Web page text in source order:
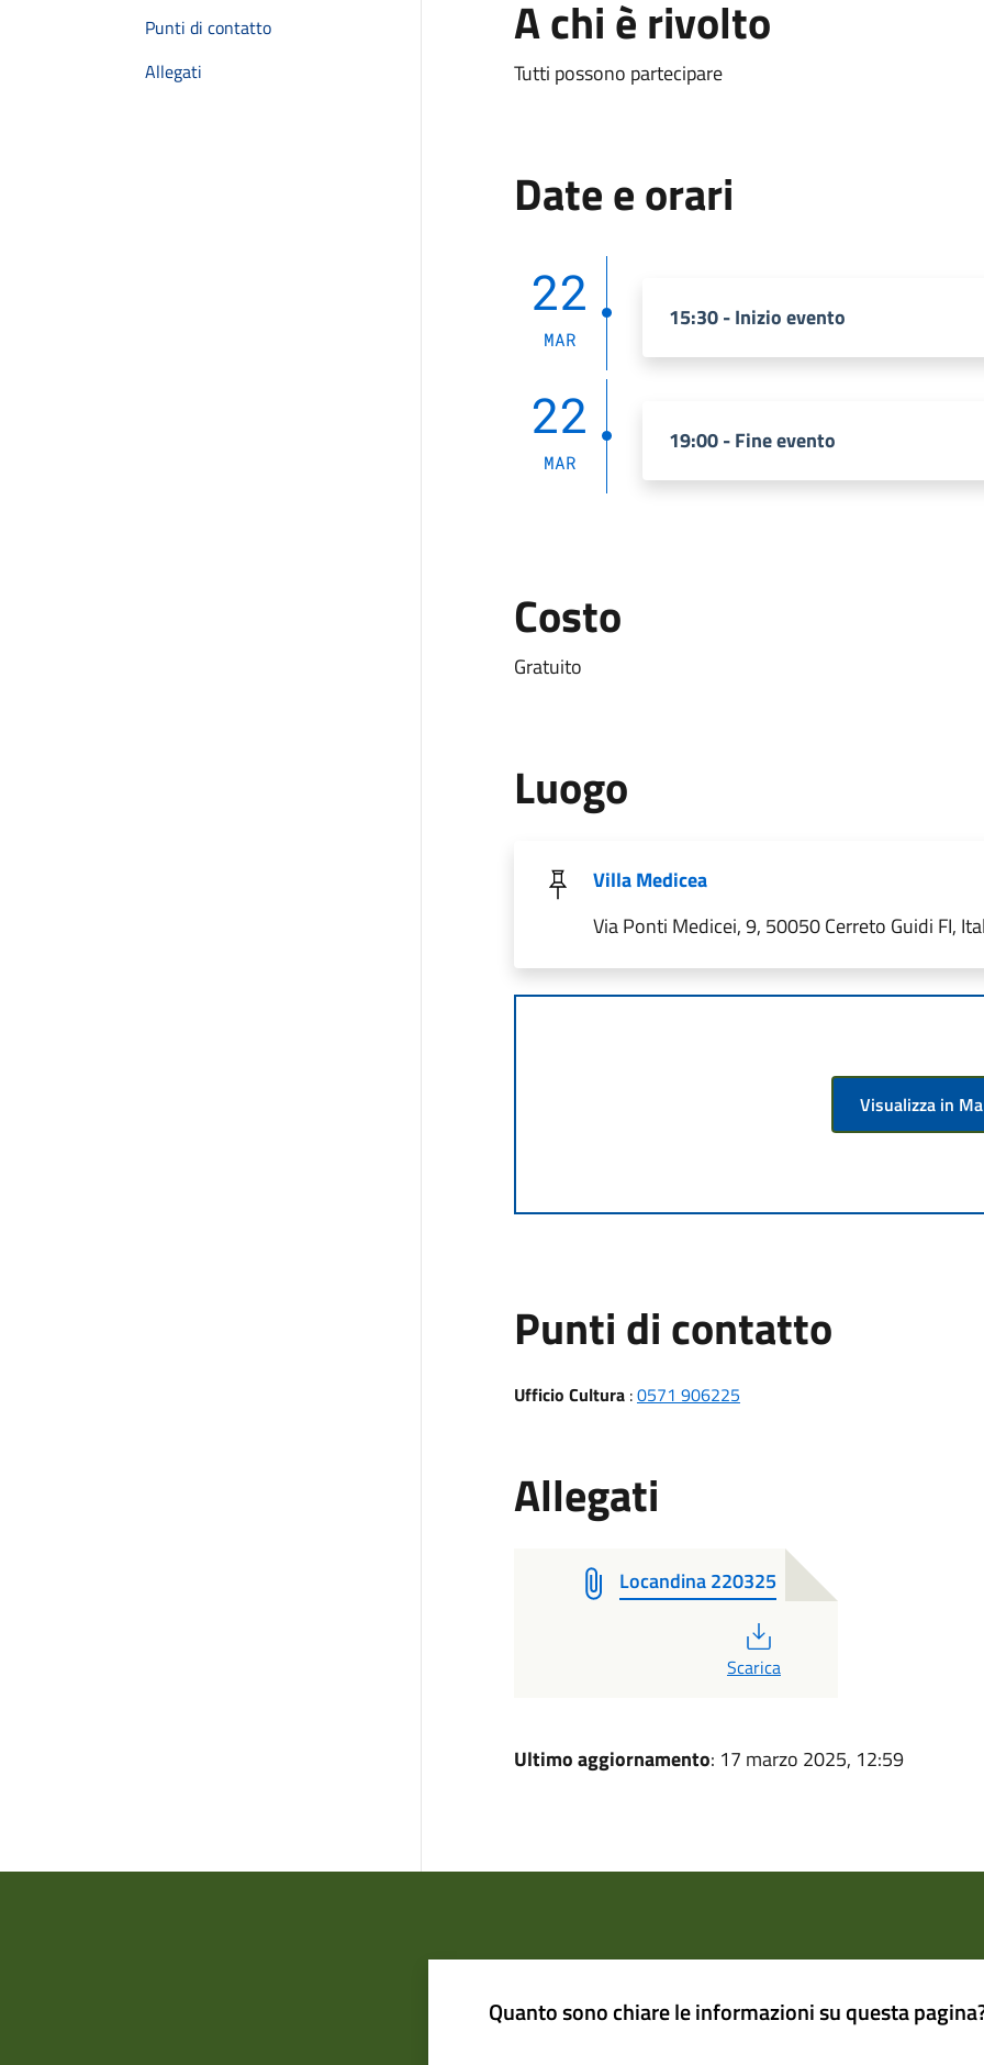
Punti di contatto
Allegati
A chi è rivolto
Tutti possono partecipare
Date e orari
22
MAR
15:30 - Inizio evento
22
MAR
19:00 - Fine evento
Costo
Gratuito
Luogo
Villa Medicea
Via Ponti Medicei, 9, 50050 Cerreto Guidi FI,
Visualizza in
Punti di contatto
Ufficio Cultura:0571 906225
Allegati
Locandina 220325
Scarica
Ultimo aggiornamento: 17 marzo 2025, 12:59
Quanto sono chiare le informazioni su questa